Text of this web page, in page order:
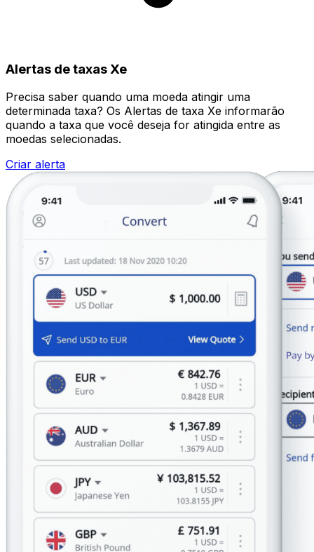
Alertas de taxas Xe
Precisa saber quando uma moeda atingir uma
determinada taxa? Os Alertas de taxa Xe informarão
quando a taxa que você deseja for atingida entre as
moedas selecionadas.
Criar alerta